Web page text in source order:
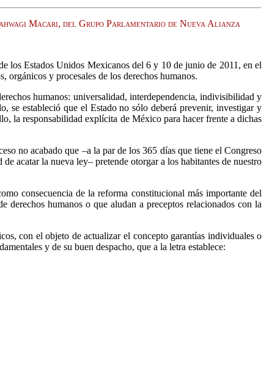
Macari, del Grupo Parlamentario de Nueva Alianza
los Estados Unidos Mexicanos del 6 y 10 de junio de 2011, en el
orgánicos y procesales de los derechos humanos.
humanos: universalidad, interdependencia, indivisibilidad y
se estableció que el Estado no sólo deberá prevenir, investigar y
la responsabilidad explícita de México para hacer frente a dichas
no acabado que –a la par de los 365 días que tiene el Congreso
acatar la nueva ley– pretende otorgar a los habitantes de nuestro
consecuencia de la reforma constitucional más importante del
humanos o que aludan a preceptos relacionados con la
con el objeto de actualizar el concepto garantías individuales o
y de su buen despacho, que a la letra establece: